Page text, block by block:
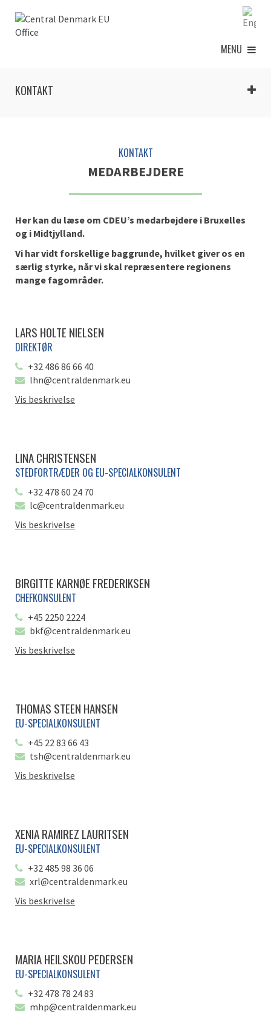
MENU
KONTAKT
KONTAKT
MEDARBEJDERE
Her kan du læse om CDEU’s medarbejdere i Bruxelles
og i Midtjylland.
Vi har vidt forskellige baggrunde, hvilket giver os en
særlig styrke, når vi skal repræsentere regionens
mange fagområder.
LARS HOLTE NIELSEN
DIREKTØR
+32 486 86 66 40
lhn@centraldenmark.eu
Vis beskrivelse
LINA CHRISTENSEN
STEDFORTRÆDER OG EU-SPECIALKONSULENT
+32 478 60 24 70
lc@centraldenmark.eu
Vis beskrivelse
BIRGITTE KARNØE FREDERIKSEN
CHEFKONSULENT
+45 2250 2224
bkf@centraldenmark.eu
Vis beskrivelse
THOMAS STEEN HANSEN
EU-SPECIALKONSULENT
+45 22 83 66 43
tsh@centraldenmark.eu
Vis beskrivelse
XENIA RAMIREZ LAURITSEN
EU-SPECIALKONSULENT
+32 485 98 36 06
xrl@centraldenmark.eu
Vis beskrivelse
MARIA HEILSKOU PEDERSEN
EU-SPECIALKONSULENT
+32 478 78 24 83
mhp@centraldenmark.eu